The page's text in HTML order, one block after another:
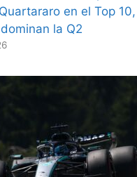
en el Top
la Q2